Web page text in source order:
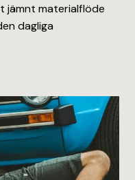
jämnt materialflöde
dagliga